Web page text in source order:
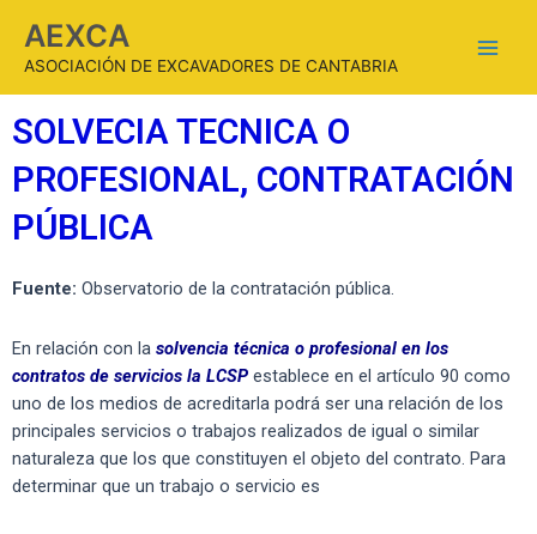
AEXCA
ASOCIACIÓN DE EXCAVADORES DE CANTABRIA
SOLVECIA TECNICA O
PROFESIONAL, CONTRATACIÓN
PÚBLICA
Fuente: Observatorio de la contratación pública.
En relación con la solvencia técnica o profesional en los
contratos de servicios la LCSP establece en el artículo 90 como
uno de los medios de acreditarla podrá ser una relación de los
principales servicios o trabajos realizados de igual o similar
naturaleza que los que constituyen el objeto del contrato. Para
determinar que un trabajo o servicio es